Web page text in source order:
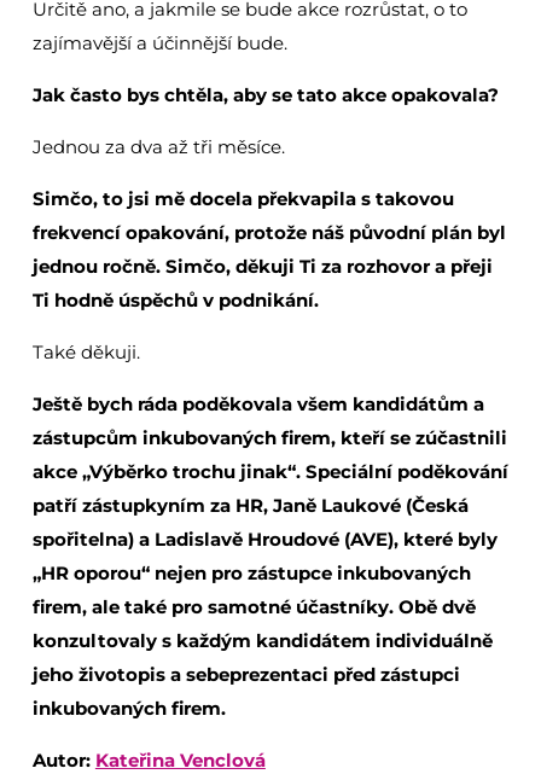
Určitě ano, a jakmile se bude akce rozrůstat, o to
zajímavější a účinnější bude.
Jak často bys chtěla, aby se tato akce opakovala?
Jednou za dva až tři měsíce.
Simčo, to jsi mě docela překvapila s takovou
frekvencí opakování, protože náš původní plán byl
jednou ročně. Simčo, děkuji Ti za rozhovor a přeji
Ti hodně úspěchů v podnikání.
Také děkuji.
Ještě bych ráda poděkovala všem kandidátům a
zástupcům inkubovaných firem, kteří se zúčastnili
akce „Výběrko trochu jinak“. Speciální poděkování
patří zástupkyním za HR, Janě Laukové (Česká
spořitelna) a Ladislavě Hroudové (AVE), které byly
„HR oporou“ nejen pro zástupce inkubovaných
firem, ale také pro samotné účastníky. Obě dvě
konzultovaly s každým kandidátem individuálně
jeho životopis a sebeprezentaci před zástupci
inkubovaných firem.
Autor: Kateřina Venclová